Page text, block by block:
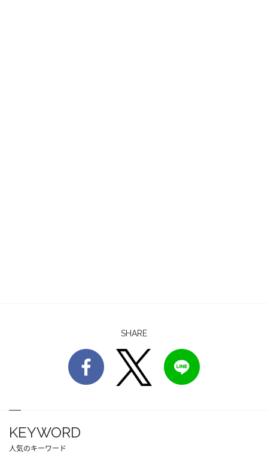
SHARE
KEYWORD
人気のキーワード